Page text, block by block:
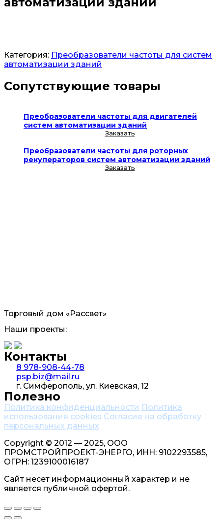
Категория: Преобразователи частоты для систем
автоматизации зданий
Сопутствующие товары
Преобразователи частоты для двигателей
систем автоматизации зданий
Заказать
Преобразователи частоты для роторных
рекуператоров систем автоматизации зданий
Заказать
Торговый дом «Рассвет»
Наши проекты:
Контакты
8 978-908-44-78
psp.biz@mail.ru
г. Симферополь, ул. Киевская, 12
Полезно
Политика конфиденциальности Политика
использования cookies Согласие на обработку
персональных данных
Copyright © 2012 — 2025, ООО
ПРОМСТРОЙПРОЕКТ-ЭНЕРГО, ИНН: 9102293585,
ОГРН: 1239100016187
Сайт несет информационный характер и не
является публичной офертой.